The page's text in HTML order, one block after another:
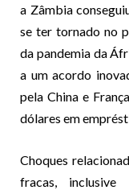
a Zâmbia
se ter tornado no
da pandemia da
a um acordo
pela China e
dólares em
Choques
fracas,